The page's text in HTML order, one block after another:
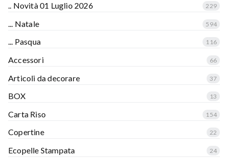
.. Novità 01 Luglio 2026 229
... Natale 594
... Pasqua 116
Accessori 66
Articoli da decorare 37
BOX 13
Carta Riso 154
Copertine 22
Ecopelle Stampata 24